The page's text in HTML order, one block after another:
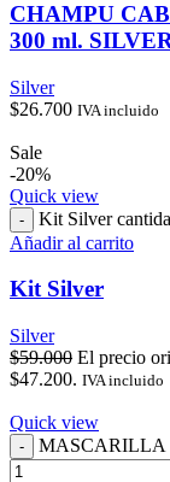
CHAMPU
300 ml.
Silver
$26.700 IVA incluido
Sale
-20%
Quick view
Kit Silver
Añadir al carrito
Kit Silver
Silver
$59.000 El precio
$47.200. IVA incluido
Quick view
MASCARILLA